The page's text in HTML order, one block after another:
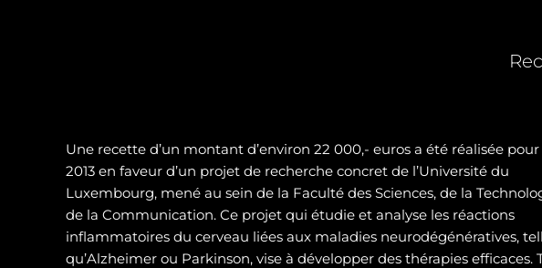
Une recette d’un montant d’environ 22 000,- euros a été réalisée pour
2013 en faveur d’un projet de recherche concret de l’Université du
Luxembourg, mené au sein de la Faculté des Sciences, de la
de la Communication. Ce projet qui étudie et analyse les réactions
inflammatoires du cerveau liées aux maladies neurodégénératives,
qu’Alzheimer ou Parkinson, vise à développer des thérapies efficaces.